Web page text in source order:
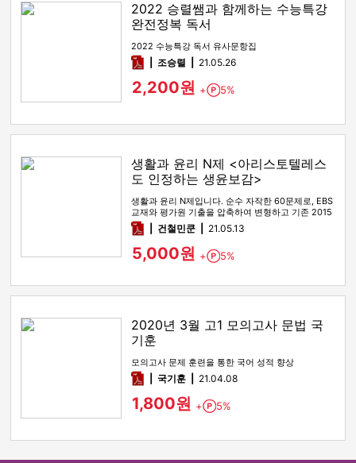
2022 승렬쌤과 함께하는 수능특강
완전정복 독서
2022 수능특강 독서 유사문항집
pdf조승렬 21.05.26
2,200원 + Point
5%
생활과 윤리 N제 <아리스토텔레스
도 인정하는 생윤보감>
생활과 윤리 N제입니다. 순수 자작한 60문제로, EBS
교재와 평가원 기출을 압축하여 변형하고 기존 2015
개정교육과정 교과…
pdf건철민쿤 21.05.13
5,000원 + Point
5%
2020년 3월 고1 모의고사 문법 국
기훈
모의고사 문제 훈련을 통한 국어 성적 향상
pdf국기훈 21.04.08
1,800원 + Point
5%